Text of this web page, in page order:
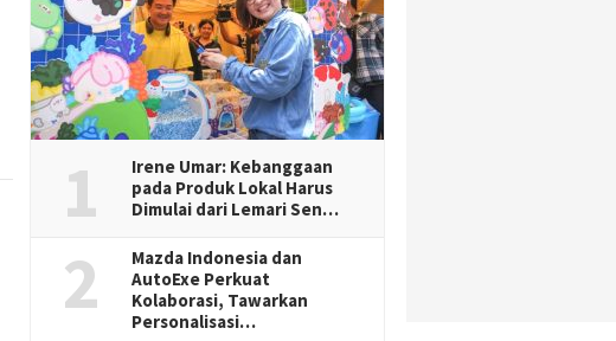
1
Irene Umar: Kebanggaan
pada Produk Lokal Harus
Dimulai dari Lemari Sen…
2
Mazda Indonesia dan
AutoExe Perkuat
Kolaborasi, Tawarkan
Personalisasi…